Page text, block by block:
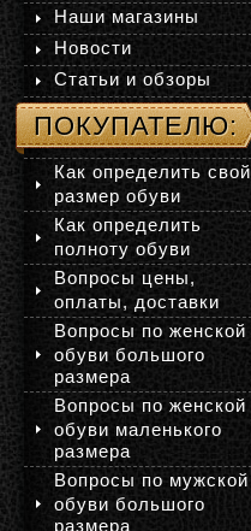
Наши магазины
Новости
Статьи и обзоры
ПОКУПАТЕЛЮ:
Как определить свой
размер обуви
Как определить
полноту обуви
Вопросы цены,
оплаты, доставки
Вопросы по женской
обуви большого
размера
Вопросы по женской
обуви маленького
размера
Вопросы по мужской
обуви большого
размера